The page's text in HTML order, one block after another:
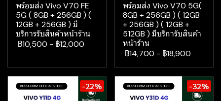
พร้อมส่ง Vivo V70 FE
5G ( 8GB + 256GB ) (
12GB + 256GB ) มี
บริการรับสินค้าหน้าร้าน
฿10,500 - ฿12,000
พร้อมส่ง Vivo V70 5G(
8GB + 256GB ) ( 12GB
+ 256GB ) ( 12GB +
512GB ) มีบริการับสินค้า
หน้าร้าน
฿14,700 - ฿18,900
-22% -32%